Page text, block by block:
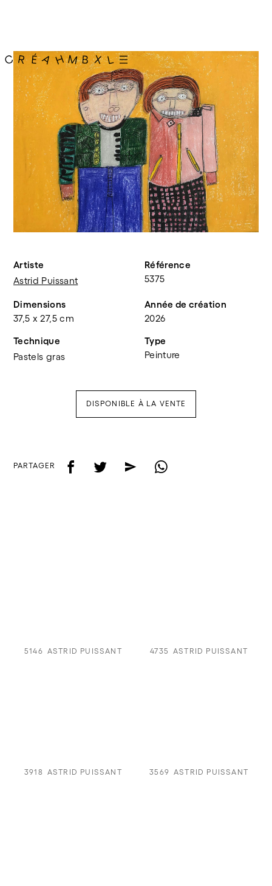
Artiste
Astrid Puissant
Référence
5375
Dimensions
37,5 x 27,5 cm
Année de création
2026
Technique
Pastels gras
Type
Peinture
DISPONIBLE À LA VENTE
PARTAGER f t e w
5146 ASTRID PUISSANT 4735 ASTRID PUISSANT
3918 ASTRID PUISSANT 3569 ASTRID PUISSANT